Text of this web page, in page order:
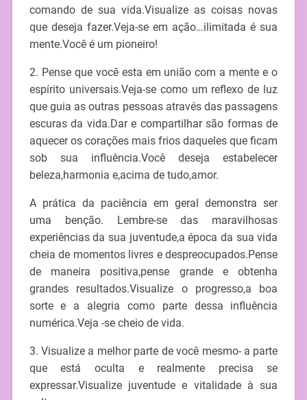
comando de sua vida.Visualize as coisas novas
que deseja fazer.Veja-se em ação…ilimitada é sua
mente.Você é um pioneiro!
2. Pense que você esta em união com a mente e o
espírito universais.Veja-se como um reflexo de luz
que guia as outras pessoas através das passagens
escuras da vida.Dar e compartilhar são formas de
aquecer os corações mais frios daqueles que ficam
sob sua influência.Você deseja estabelecer
beleza,harmonia e,acima de tudo,amor.
A prática da paciência em geral demonstra ser
uma benção. Lembre-se das maravilhosas
experiências da sua juventude,a época da sua vida
cheia de momentos livres e despreocupados.Pense
de maneira positiva,pense grande e obtenha
grandes resultados.Visualize o progresso,a boa
sorte e a alegria como parte dessa influência
numérica.Veja -se cheio de vida.
3. Visualize a melhor parte de você mesmo- a parte
que está oculta e realmente precisa se
expressar.Visualize juventude e vitalidade à sua